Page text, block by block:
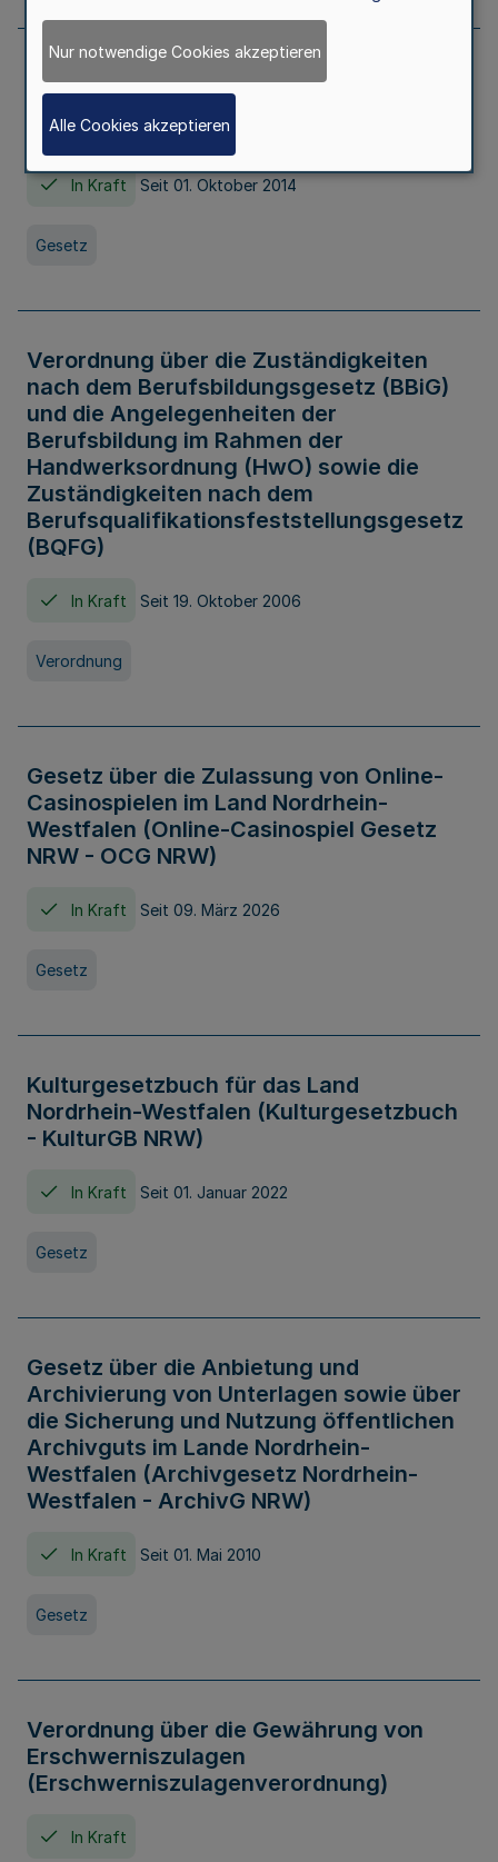
Gesetz über die Hochschulen des Landes
Nordrhein-Westfalen (Hochschulgesetz -
HG)
In Kraft Seit 01. Oktober 2014
Gesetz
Verordnung über die Zuständigkeiten
nach dem Berufsbildungsgesetz (BBiG)
und die Angelegenheiten der
Berufsbildung im Rahmen der
Handwerksordnung (HwO) sowie die
Zuständigkeiten nach dem
Berufsqualifikationsfeststellungsgesetz
(BQFG)
In Kraft Seit 19. Oktober 2006
Verordnung
Gesetz über die Zulassung von Online-
Casinospielen im Land Nordrhein-
Westfalen (Online-Casinospiel Gesetz
NRW - OCG NRW)
In Kraft Seit 09. März 2026
Gesetz
Kulturgesetzbuch für das Land
Nordrhein-Westfalen (Kulturgesetzbuch
- KulturGB NRW)
In Kraft Seit 01. Januar 2022
Gesetz
Gesetz über die Anbietung und
Archivierung von Unterlagen sowie über
die Sicherung und Nutzung öffentlichen
Archivguts im Lande Nordrhein-
Westfalen (Archivgesetz Nordrhein-
Westfalen - ArchivG NRW)
In Kraft Seit 01. Mai 2010
Gesetz
Verordnung über die Gewährung von
Erschwerniszulagen
(Erschwerniszulagenverordnung)
In Kraft
Nur notwendige Cookies akzeptieren
Alle Cookies akzeptieren